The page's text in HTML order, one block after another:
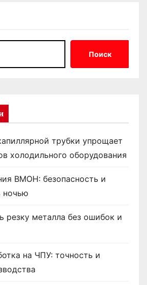
Поиск
трубки упрощает
холодильного оборудования
ВМОН: безопасность и
ночью
резку металла без ошибок и
на ЧПУ: точность и